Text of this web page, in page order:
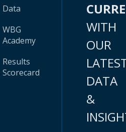
Data
WBG
Academy
Results
Scorecard
WITH
OUR
DATA
&